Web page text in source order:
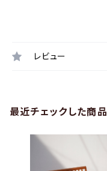
レビュー
最近チェックした商品